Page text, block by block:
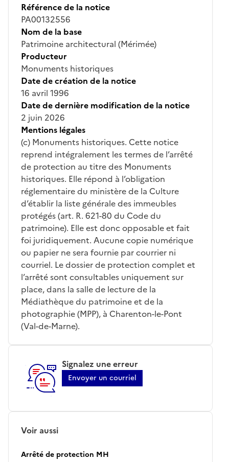
Référence de la notice
PA00132556
Nom de la base
Patrimoine architectural (Mérimée)
Producteur
Monuments historiques
Date de création de la notice
16 avril 1996
Date de dernière modification de la notice
2 juin 2026
Mentions légales
(c) Monuments historiques. Cette notice
reprend intégralement les termes de l’arrêté
de protection au titre des Monuments
historiques. Elle répond à l’obligation
réglementaire du ministère de la Culture
d’établir la liste générale des immeubles
protégés (art. R. 621-80 du Code du
patrimoine). Elle est donc opposable et fait
foi juridiquement. Aucune copie numérique
ou papier ne sera fournie par courrier ni
courriel. Le dossier de protection complet et
l’arrêté sont consultables uniquement sur
place, dans la salle de lecture de la
Médiathèque du patrimoine et de la
photographie (MPP), à Charenton-le-Pont
(Val-de-Marne).
Signalez une erreur
Envoyer un courriel
Voir aussi
Arrêté de protection MH